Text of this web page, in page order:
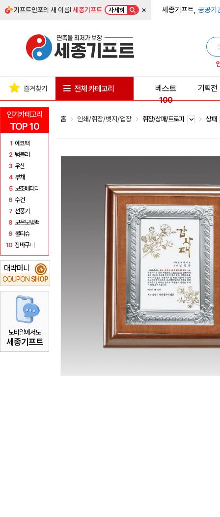
기프트인포의 새 이름!세종기프트 자세히 × 세종기프트, 공공기
인기카테고리
TOP 10
1 에코백
2 텀블러
3 우산
4 부채
5 보조배터리
6 수건
7 선풍기
8 보온보냉백
9 물티슈
10 장바구니
대박머니
COUPON SHOP
₩
모바일에서도
세종기프트
즐겨찾기 전체 카테고리
베스트
100
기획전
홈 인쇄/휘장/뱃지/업장 휘장/상패/트로피 상패